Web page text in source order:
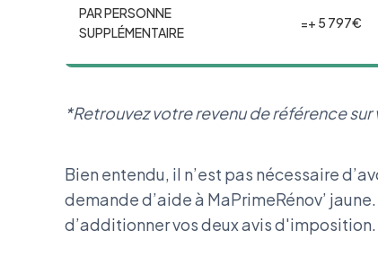
PAR PERSONNE
SUPPLÉMENTAIRE
=+ 5 797€
*Retrouvez votre revenu de référence
Bien entendu, il n’est pas nécessaire
demande d’aide à MaPrimeRénov’
d’additionner vos deux avis d'imposition.